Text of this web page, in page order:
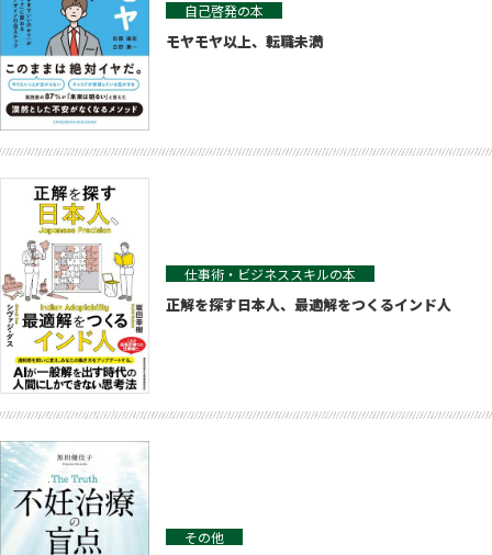
自己啓発の本
モヤモヤ以上、転職未満
仕事術・ビジネススキルの本
正解を探す日本人、最適解をつくるインド人
その他